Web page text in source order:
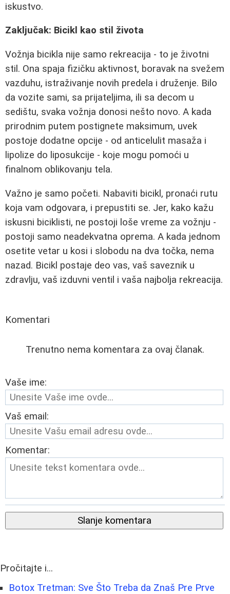
iskustvo.
Zaključak: Bicikl kao stil života
Vožnja bicikla nije samo rekreacija - to je životni
stil. Ona spaja fizičku aktivnost, boravak na svežem
vazduhu, istraživanje novih predela i druženje. Bilo
da vozite sami, sa prijateljima, ili sa decom u
sedištu, svaka vožnja donosi nešto novo. A kada
prirodnim putem postignete maksimum, uvek
postoje dodatne opcije - od anticelulit masaža i
lipolize do liposukcije - koje mogu pomoći u
finalnom oblikovanju tela.
Važno je samo početi. Nabaviti bicikl, pronaći rutu
koja vam odgovara, i prepustiti se. Jer, kako kažu
iskusni biciklisti, ne postoji loše vreme za vožnju -
postoji samo neadekvatna oprema. A kada jednom
osetite vetar u kosi i slobodu na dva točka, nema
nazad. Bicikl postaje deo vas, vaš saveznik u
zdravlju, vaš izduvni ventil i vaša najbolja rekreacija.
Komentari
Trenutno nema komentara za ovaj članak.
Vaše ime:
Vaš email:
Komentar:
Slanje komentara
Pročitajte i...
Botox Tretman: Sve Što Treba da Znaš Pre Prve